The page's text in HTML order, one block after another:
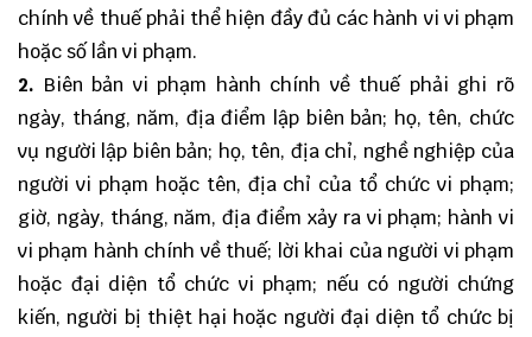
chính về thuế phải thể hiện đầy đủ các hành vi vi phạm
hoặc số lần vi phạm.
2. Biên bản vi phạm hành chính về thuế phải ghi rõ
ngày, tháng, năm, địa điểm lập biên bản; họ, tên, chức
vụ người lập biên bản; họ, tên, địa chỉ, nghề nghiệp của
người vi phạm hoặc tên, địa chỉ của tổ chức vi phạm;
giờ, ngày, tháng, năm, địa điểm xảy ra vi phạm; hành vi
vi phạm hành chính về thuế; lời khai của người vi phạm
hoặc đại diện tổ chức vi phạm; nếu có người chứng
kiến, người bị thiệt hại hoặc người đại diện tổ chức bị